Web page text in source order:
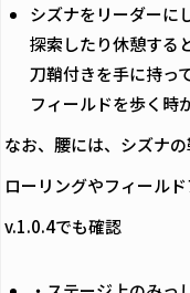
シズナをリーダーにし
探索したり休憩する
刀鞘付きを手に持っ
フィールドを歩く時
なお、腰には、シズナ
ローリングやフィール
v.1.0.4でも確認